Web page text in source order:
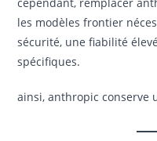
les modèles frontier
sécurité, une fiabilité
spécifiques.
ainsi, anthropic conserve